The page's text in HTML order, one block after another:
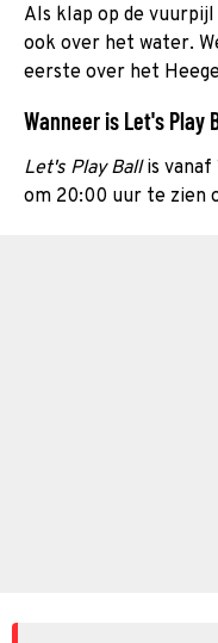
Als klap op de
ook over het water.
eerste over het
Wanneer is Let's Play
Let's Play Ballis vanaf
om 20:00 uur te zien